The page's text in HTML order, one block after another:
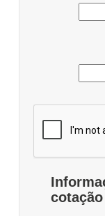
cotação